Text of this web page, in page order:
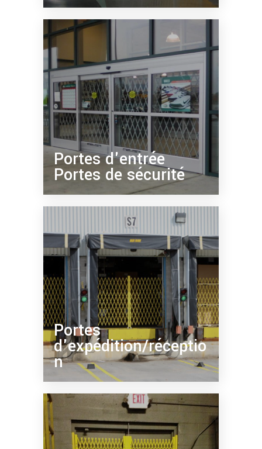
Portes d'entrée
Portes de sécurité
Portes
d'expédition/réceptio
n